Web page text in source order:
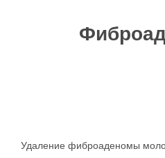
Удаление фиброаденомы